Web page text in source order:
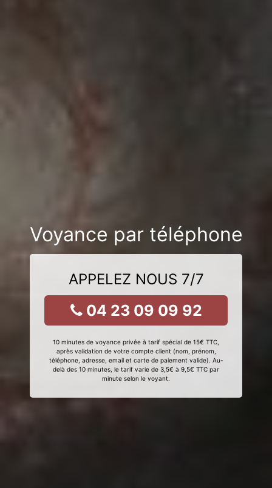
Voyance par téléphone
APPELEZ NOUS 7/7
04 23 09 09 92
10 minutes de voyance privée à tarif spécial de 15€ TTC,
après validation de votre compte client (nom, prénom,
téléphone, adresse, email et carte de paiement valide). Au-
delà des 10 minutes, le tarif varie de 3,5€ à 9,5€ TTC par
minute selon le voyant.